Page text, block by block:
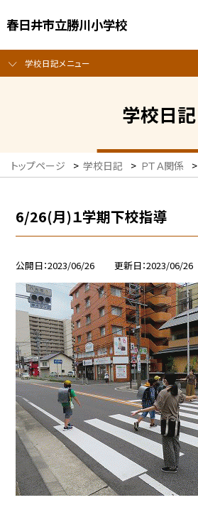
春日井市立勝川小学校
学校日記メニュー
学校日記
トップページ > 学校日記 > ＰＴＡ関係 >
6/26(月)１学期下校指導
公開日 2023/06/26 更新日 2023/06/26